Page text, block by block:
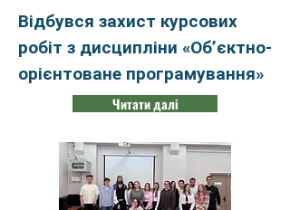
Відбувся захист курсових
робіт з дисципліни «Об’єктно-
орієнтоване програмування»
Читати далі